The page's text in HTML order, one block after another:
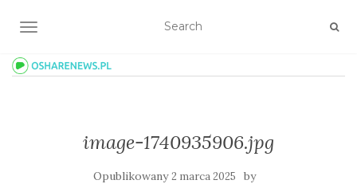
TOGGLE NAVIGATION
image-1740935906.jpg
Opublikowany2 marca 2025 by